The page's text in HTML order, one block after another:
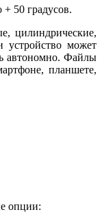
+ 50 градусов.
цилиндрические,
может
автономно. Файлы
планшете,
опции: